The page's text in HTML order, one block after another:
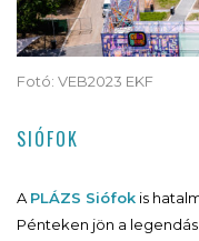
Fotó: VEB2023 EKF
SIÓFOK
A PLÁZS Siófok is
Pénteken jön a legendás